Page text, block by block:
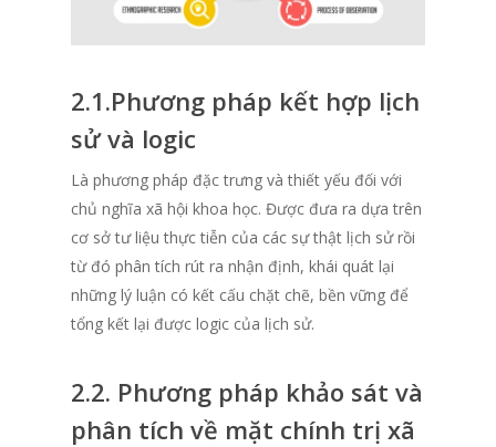
2.1.Phương pháp kết hợp lịch
sử và logic
Là phương pháp đặc trưng và thiết yếu đối với
chủ nghĩa xã hội khoa học. Được đưa ra dựa trên
cơ sở tư liệu thực tiễn của các sự thật lịch sử rồi
từ đó phân tích rút ra nhận định, khái quát lại
những lý luận có kết cấu chặt chẽ, bền vững để
tổng kết lại được logic của lịch sử.
2.2. Phương pháp khảo sát và
phân tích về mặt chính trị xã